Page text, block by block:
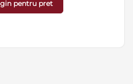
pentru pret